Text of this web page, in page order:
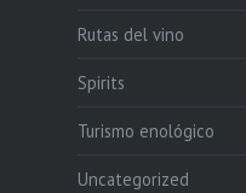
Rutas del vino
Spirits
Turismo enológico
Uncategorized